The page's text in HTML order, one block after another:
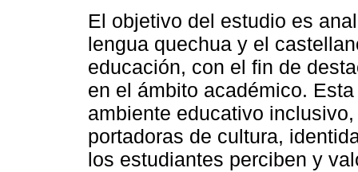
El objetivo del estudio es
lengua quechua y el
educación, con el fin de
en el ámbito académico.
ambiente educativo
portadoras de cultura,
los estudiantes perciben y